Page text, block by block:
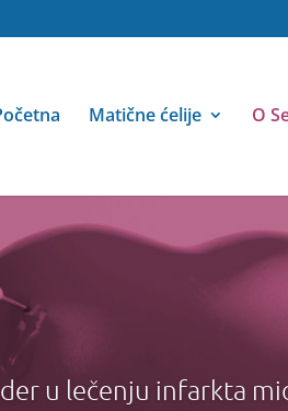
Matične ćelije O
u lečenju infarkta